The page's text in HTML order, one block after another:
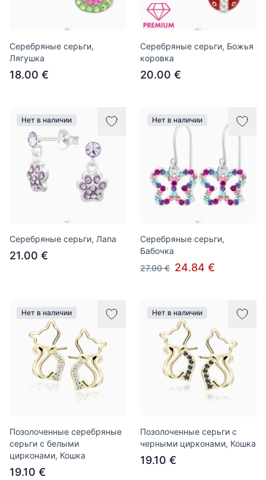
Серебряные серьги,
Лягушка
18.00 €
Серебряные серьги, Божья
коровка
20.00 €
Нет в наличии
Серебряные серьги, Лапа
21.00 €
Нет в наличии
Серебряные серьги,
Бабочка
27.00 € 24.84 €
Нет в наличии
Позолоченные серебряные
серьги с белыми
цирконами, Кошка
19.10 €
Нет в наличии
Позолоченные серьги с
черными цирконами, Кошка
19.10 €